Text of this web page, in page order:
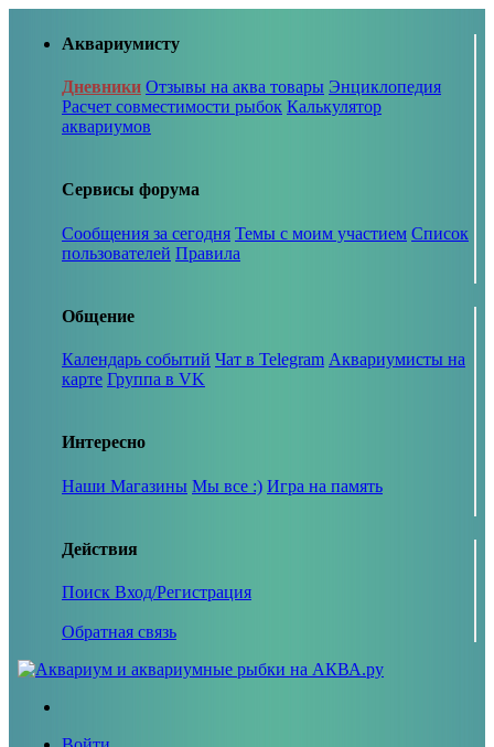
Аквариумисту
Дневники Отзывы на аква товары Энциклопедия
Расчет совместимости рыбок Калькулятор
аквариумов
Сервисы форума
Сообщения за сегодня Темы с моим участием Список
пользователей Правила
Общение
Календарь событий Чат в Telegram Аквариумисты на
карте Группа в VK
Интересно
Наши Магазины Мы все :) Игра на память
Действия
Поиск Вход/Регистрация
Обратная связь